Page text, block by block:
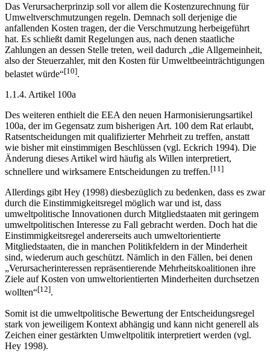
Das Verursacherprinzip soll vor allem die Kostenzurechnung für
Umweltverschmutzungen regeln. Demnach soll derjenige die
anfallenden Kosten tragen, der die Verschmutzung herbeigeführt
hat. Es schließt damit Regelungen aus, nach denen staatliche
Zahlungen an dessen Stelle treten, weil dadurch „die Allgemeinheit,
also der Steuerzahler, mit den Kosten für Umweltbeeinträchtigungen
belastet würde“[10].
1.1.4. Artikel 100a
Des weiteren enthielt die EEA den neuen Harmonisierungsartikel
100a, der im Gegensatz zum bisherigen Art. 100 dem Rat erlaubt,
Ratsentscheidungen mit qualifizierter Mehrheit zu treffen, anstatt
wie bisher mit einstimmigen Beschlüssen (vgl. Eckrich 1994). Die
Änderung dieses Artikel wird häufig als Willen interpretiert,
schnellere und wirksamere Entscheidungen zu treffen.[11]
Allerdings gibt Hey (1998) diesbezüglich zu bedenken, dass es zwar
durch die Einstimmigkeitsregel möglich war und ist, dass
umweltpolitische Innovationen durch Mitgliedstaaten mit geringem
umweltpolitischen Interesse zu Fall gebracht werden. Doch hat die
Einstimmigkeitsregel andererseits auch umweltorientierte
Mitgliedstaaten, die in manchen Politikfeldern in der Minderheit
sind, wiederum auch geschützt. Nämlich in den Fällen, bei denen
„Verursacherinteressen repräsentierende Mehrheitskoalitionen ihre
Ziele auf Kosten von umweltorientierten Minderheiten durchsetzen
wollten“[12].
Somit ist die umweltpolitische Bewertung der Entscheidungsregel
stark von jeweiligem Kontext abhängig und kann nicht generell als
Zeichen einer gestärkten Umweltpolitik interpretiert werden (vgl.
Hey 1998).